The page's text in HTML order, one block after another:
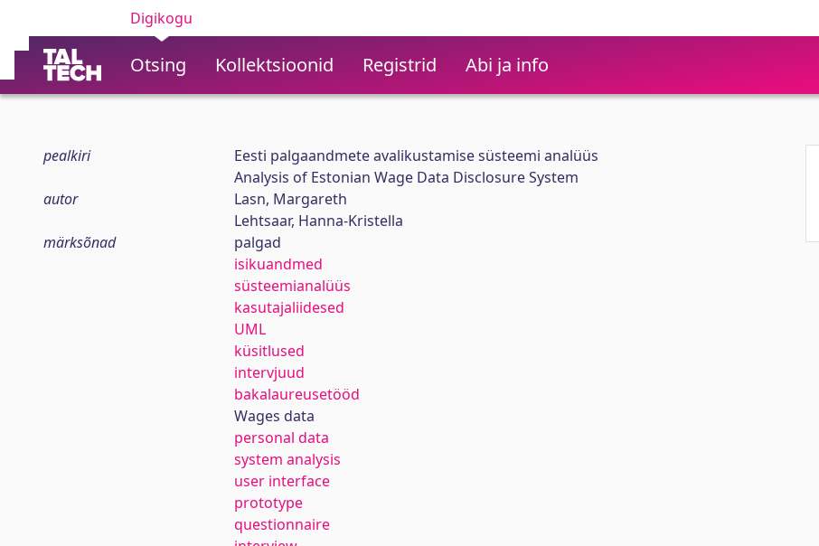
Digikogu
Otsing Kollektsioonid Registrid Abi ja info
pealkiri
Eesti palgaandmete avalikustamise süsteemi analüüs
Analysis of Estonian Wage Data Disclosure System
autor
Lasn, Margareth
Lehtsaar, Hanna-Kristella
märksõnad
palgad
isikuandmed
süsteemianalüüs
kasutajaliidesed
UML
küsitlused
intervjuud
bakalaureusetööd
Wages data
personal data
system analysis
user interface
prototype
questionnaire